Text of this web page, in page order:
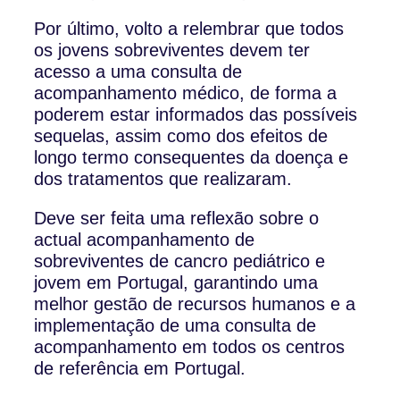
Por último, volto a relembrar que todos
os jovens sobreviventes devem ter
acesso a uma consulta de
acompanhamento médico, de forma a
poderem estar informados das possíveis
sequelas, assim como dos efeitos de
longo termo consequentes da doença e
dos tratamentos que realizaram.
Deve ser feita uma reflexão sobre o
actual acompanhamento de
sobreviventes de cancro pediátrico e
jovem em Portugal, garantindo uma
melhor gestão de recursos humanos e a
implementação de uma consulta de
acompanhamento em todos os centros
de referência em Portugal.